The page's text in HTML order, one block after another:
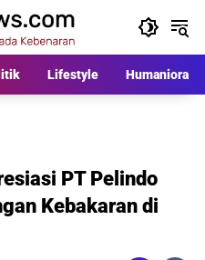
Lifestyle Humaniora
PT Pelindo
Kebakaran di